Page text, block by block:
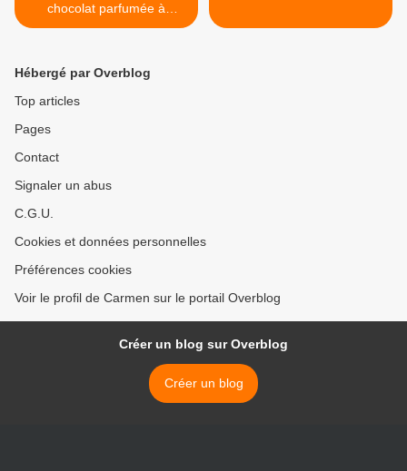
chocolat parfumée à
l'orange
Hébergé par Overblog
Top articles
Pages
Contact
Signaler un abus
C.G.U.
Cookies et données personnelles
Préférences cookies
Voir le profil de Carmen sur le portail Overblog
Créer un blog sur Overblog
Créer un blog